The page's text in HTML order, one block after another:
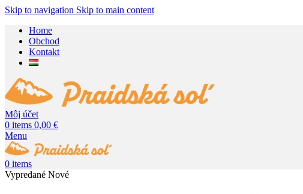
Skip to navigation Skip to main content
Home
Obchod
Kontakt
Môj účet
0 items 0,00 €
Menu
0 items
Vypredané Nové